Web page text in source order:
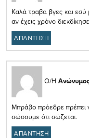
Καλά τραβα βγες και
αν έχεις χρόνο διεκδίκησε
ΑΠΑΝΤΗΣΗ
Ο/Η
Μπράβο πρόεδρε πρέπει
σώσουμε ότι σώζεται.
ΑΠΑΝΤΗΣΗ